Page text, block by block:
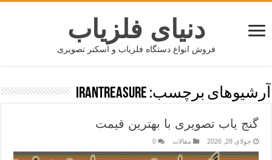
دنیای فلزیاب
فروش انواع دستگاه فلزیاب و اسکنر تصویری
آرشیوهای برچسب: irantreasure
گنج یاب تصویری با بهترین قیمت
جولای 28, 2026 مقالات 0